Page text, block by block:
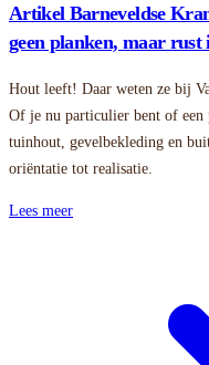
Artikel Barneveldse
geen planken, maar rust
Hout leeft! Daar weten ze bij
Of je nu particulier bent of een
tuinhout, gevelbekleding en
oriëntatie tot realisatie.
Lees meer